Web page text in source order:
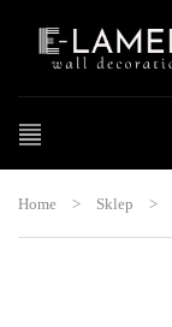
Home > Sklep >